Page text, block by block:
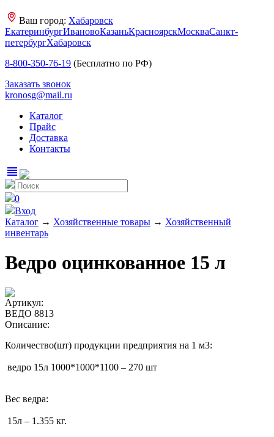
Ваш город: Хабаровск
ЕкатеринбургИвановоКазаньКрасноярскМоскваСанкт-
петербургХабаровск
8-800-350-76-19 (Бесплатно по РФ)
Заказать звонок
kronosg@mail.ru
Каталог
Прайс
Доставка
Контакты
view_headline
0
Вход
Каталог → Хозяйственные товары → Хозяйственный
инвентарь
Ведро оцинкованное 15 л
Артикул:
ВЕДО 8813
Описание:
Количество(шт) продукции предприятия на 1 м3:
ведро 15л 1000*1000*1100 – 270 шт
Вес ведра:
15л – 1.355 кг.